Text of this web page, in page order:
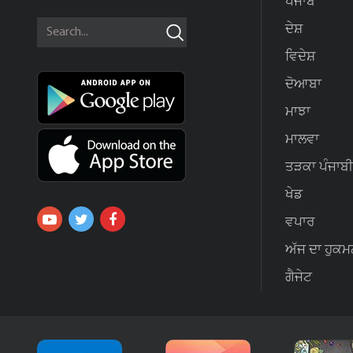
ਦੇਸ਼
ਵਿਦੇਸ਼
ਦੋਆਬਾ
ਮਾਝਾ
ਮਾਲਵਾ
ਤੜਕਾ ਪੰਜਾਬੀ
ਖੇਡ
ਵਪਾਰ
ਅੱਜ ਦਾ
ਗੈਜੇਟ